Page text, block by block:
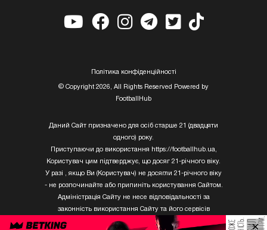
Полiтика конфiденцiйностi
© Copyright 2026, All Rights Reserved Powered by
FootballHub
Даний Сайт призначено для осіб старше 21 (двадцяти
одного) року.
Приступаючи до використання https://footballhub.ua,
Користувач цим підтверджує, що досяг 21-річного віку.
У разі , якщо Ви (Користувач) не досягли 21-річного віку
- не розпочинайте або припиніть користування Сайтом.
Адміністрація Сайту не несе відповідальності за
законність використання Сайту та його сервісів
Користувачем, який не досяг 21-річного віку.
×